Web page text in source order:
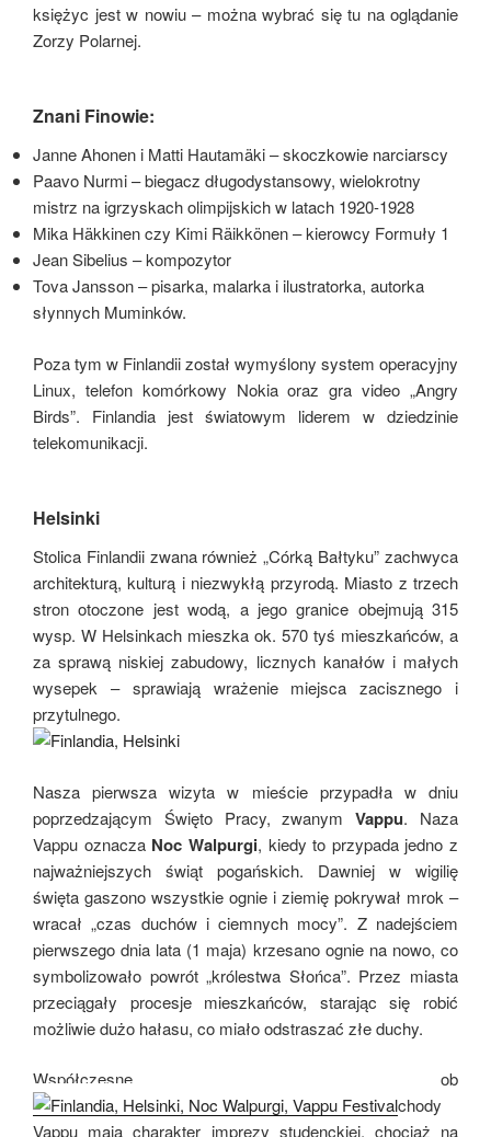
księżyc jest w nowiu – można wybrać się tu na oglądanie
Zorzy Polarnej.
Znani Finowie:
Janne Ahonen i Matti Hautamäki – skoczkowie narciarscy
Paavo Nurmi – biegacz długodystansowy, wielokrotny
mistrz na igrzyskach olimpijskich w latach 1920-1928
Mika Häkkinen czy Kimi Räikkönen – kierowcy Formuły 1
Jean Sibelius – kompozytor
Tova Jansson – pisarka, malarka i ilustratorka, autorka
słynnych Muminków.
Poza tym w Finlandii został wymyślony system operacyjny
Linux, telefon komórkowy Nokia oraz gra video „Angry
Birds”. Finlandia jest światowym liderem w dziedzinie
telekomunikacji.
Helsinki
Stolica Finlandii zwana również „Córką Bałtyku” zachwyca
architekturą, kulturą i niezwykłą przyrodą. Miasto z trzech
stron otoczone jest wodą, a jego granice obejmują 315
wysp. W Helsinkach mieszka ok. 570 tyś mieszkańców, a
za sprawą niskiej zabudowy, licznych kanałów i małych
wysepek – sprawiają wrażenie miejsca zacisznego i
przytulnego.
Nasza pierwsza wizyta w mieście przypadła w dniu
poprzedzającym Święto Pracy, zwanymVappu. Naza
Vappu oznacza Noc Walpurgi, kiedy to przypada jedno z
najważniejszych świąt pogańskich. Dawniej w wigilię
święta gaszono wszystkie ognie i ziemię pokrywał mrok –
wracał „czas duchów i ciemnych mocy”. Z nadejściem
pierwszego dnia lata (1 maja) krzesano ognie na nowo, co
symbolizowało powrót „królestwa Słońca”. Przez miasta
przeciągały procesje mieszkańców, starając się robić
możliwie dużo hałasu, co miało odstraszać złe duchy.
Współczesne ob
chody
Vappu mają charakter imprezy studenckiej, chociaż na